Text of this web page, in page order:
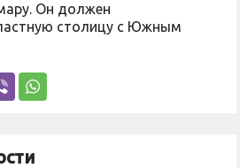
Он должен
столицу с Южным